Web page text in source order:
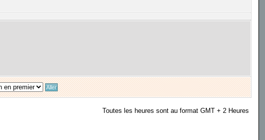
Toutes les heures sont au format GMT + 2 Heures